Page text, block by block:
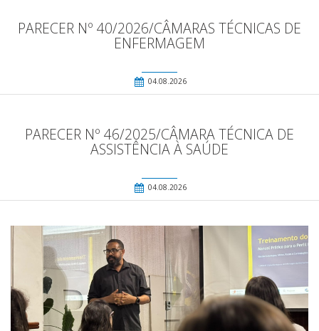
PARECER Nº 40/2026/CÂMARAS TÉCNICAS DE
ENFERMAGEM
04.08.2026
PARECER Nº 46/2025/CÂMARA TÉCNICA DE
ASSISTÊNCIA À SAÚDE
04.08.2026